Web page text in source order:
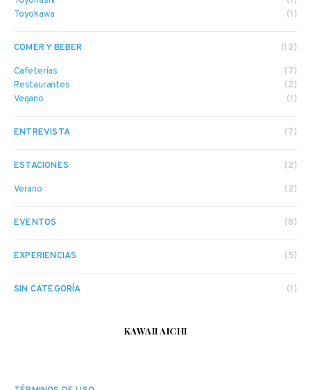
Toyokawa
(1)
COMER Y BEBER (12)
Cafeterías
(7)
Restaurantes
(2)
Vegano
(1)
ENTREVISTA (7)
ESTACIONES (2)
Verano (2)
EVENTOS (8)
EXPERIENCIAS (5)
SIN CATEGORÍA (1)
KAWAII AICHI